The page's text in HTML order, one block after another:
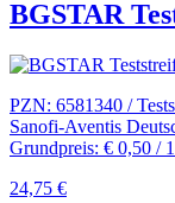
BGSTAR
PZN: 6581340 /
Sanofi-Aventis
Grundpreis: € 0,50 /
24,75 €